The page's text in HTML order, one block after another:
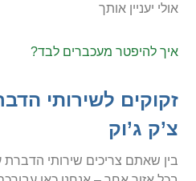
אולי יעניין אותך
איך להיפטר מעכברים לבד?
זקוקים לשירותי
צ’ק ג’וק
בין שאתם צריכים שירותי